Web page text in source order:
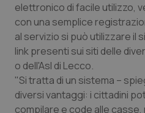
Emilia-Romagna
Friuli Venezia Giulia
Lazio
Liguria
Colesterolo &
Dermatite Atopica
Diabete & glucometri
Disturbi dell’umore
elettronico di facile utilizzo,
con una semplice
al servizio si può utilizzare il
link presenti sui siti delle
o dell'Asl di Lecco.
"Si tratta di un sistema –
diversi vantaggi: i cittadini
compilare e code alle